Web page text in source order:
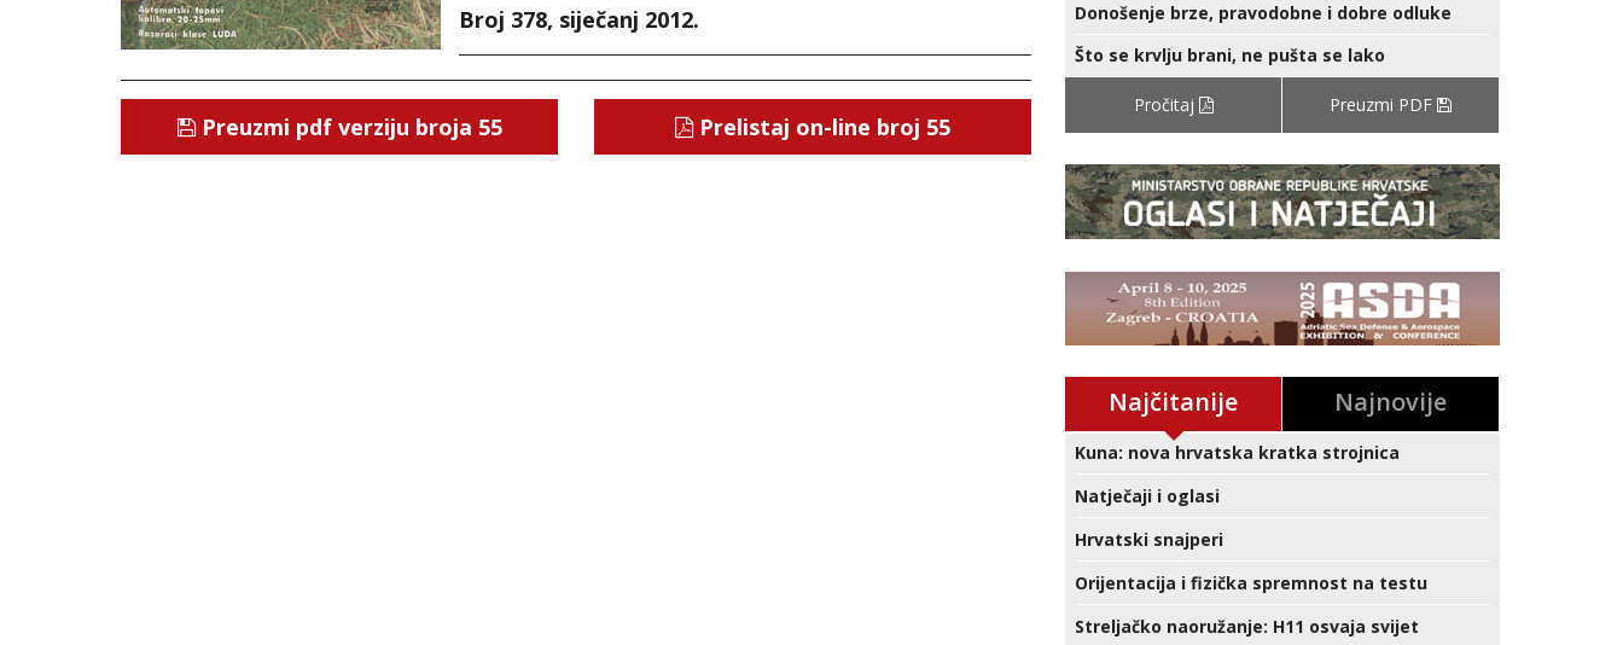
Broj 378, siječanj 2012.
Preuzmi pdf verziju broja 55 Prelistaj on-line broj 55
Donošenje brze, pravodobne i dobre odluke
Što se krvlju brani, ne pušta se lako
Pročitaj Preuzmi PDF
Najčitanije Najnovije
Kuna: nova hrvatska kratka strojnica
Natječaji i oglasi
Hrvatski snajperi
Orijentacija i fizička spremnost na testu
Streljačko naoružanje: H11 osvaja svijet